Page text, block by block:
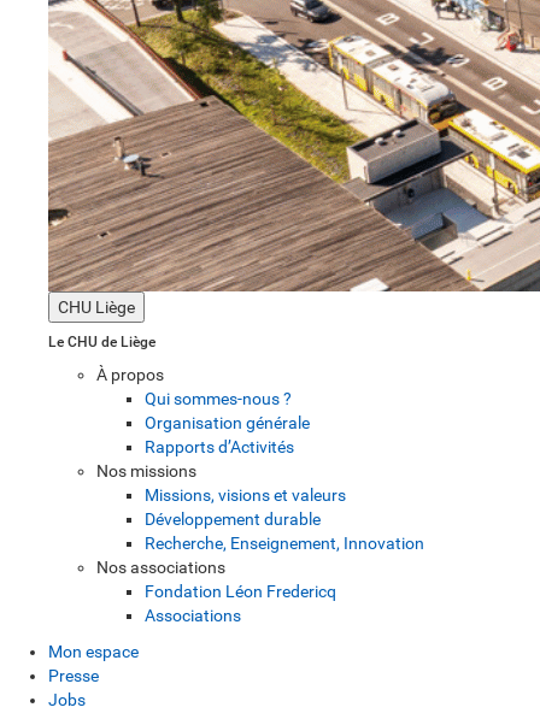
CHU Liège
Le CHU de Liège
À propos
Qui sommes-nous ?
Organisation générale
Rapports d’Activités
Nos missions
Missions, visions et valeurs
Développement durable
Recherche, Enseignement, Innovation
Nos associations
Fondation Léon Fredericq
Associations
Mon espace
Presse
Jobs